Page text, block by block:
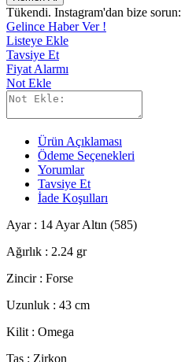
Tükendi. Instagram'dan bize sorun:
Gelince Haber Ver !
Listeye Ekle
Tavsiye Et
Fiyat Alarmı
Not Ekle
Ürün Açıklaması
Ödeme Seçenekleri
Yorumlar
Tavsiye Et
İade Koşulları
Ayar : 14 Ayar Altın (585)
Ağırlık : 2.24 gr
Zincir : Forse
Uzunluk : 43 cm
Kilit : Omega
Taş : Zirkon